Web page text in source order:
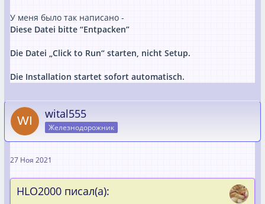
У меня было так написано -
Diese Datei bitte “Entpacken”
Die Datei „Click to Run“ starten, nicht Setup.
Die Installation startet sofort automatisch.
wital555
Железнодорожник
27 Ноя 2021
HLO2000 писал(а):